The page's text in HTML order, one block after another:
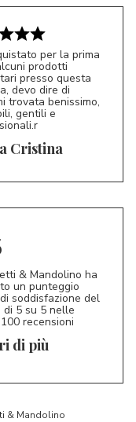
5/5
per la prima
prodotti
presso questa
devo dire di
trovata benissimo,
gentili e
Cristina
& Mandolino ha
un punteggio
soddisfazione del
di 5 su 5 nelle
recensioni
di più
& Mandolino